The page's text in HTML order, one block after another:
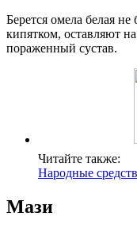
Берется омела белая
кипятком, оставляют
пораженный сустав.
Читайте также:
Народные
Мази